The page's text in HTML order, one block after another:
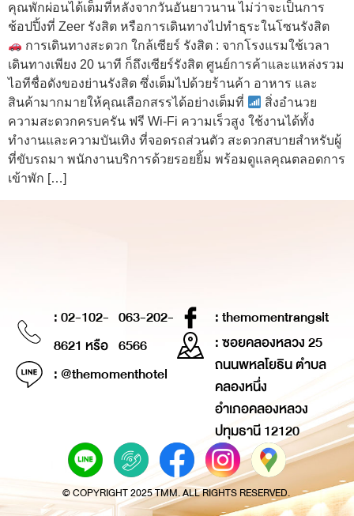
คุณพักผ่อนได้เต็มที่หลังจากวันอันยาวนาน ไม่ว่าจะเป็นการ
ช้อปปิ้งที่ Zeer รังสิต หรือการเดินทางไปทำธุระในโซนรังสิต
การเดินทางสะดวก ใกล้เซียร์ รังสิต : จากโรงแรมใช้เวลา
เดินทางเพียง 20 นาที ก็ถึงเซียร์รังสิต ศูนย์การค้าและแหล่งรวม
ไอทีชื่อดังของย่านรังสิต ซึ่งเต็มไปด้วยร้านค้า อาหาร และ
สินค้ามากมายให้คุณเลือกสรรได้อย่างเต็มที่
สิ่งอำนวย
ความสะดวกครบครัน ฟรี Wi-Fi ความเร็วสูง ใช้งานได้ทั้ง
ทำงานและความบันเทิง ที่จอดรถส่วนตัว สะดวกสบายสำหรับผู้
ที่ขับรถมา พนักงานบริการด้วยรอยยิ้ม พร้อมดูแลคุณตลอดการ
เข้าพัก […]
: 02-102-
8621 หรือ
063-202-
6566
: @themomenthotel
: themomentrangsit
: ซอยคลองหลวง 25
ถนนพหลโยธิน ตำบล
คลองหนึ่ง
อำเภอคลองหลวง
ปทุมธานี 12120
© COPYRIGHT 2025 TMM. ALL RIGHTS RESERVED.